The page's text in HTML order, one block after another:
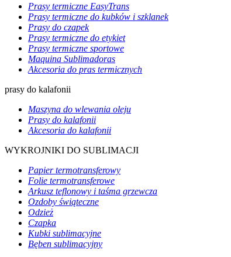
Prasy termiczne EasyTrans
Prasy termiczne do kubków i szklanek
Prasy do czapek
Prasy termiczne do etykiet
Prasy termiczne sportowe
Maquina Sublimadoras
Akcesoria do pras termicznych
prasy do kalafonii
Maszyna do wlewania oleju
Prasy do kalafonii
Akcesoria do kalafonii
WYKROJNIKI DO SUBLIMACJI
Papier termotransferowy
Folie termotransferowe
Arkusz teflonowy i taśma grzewcza
Ozdoby świąteczne
Odzież
Czapka
Kubki sublimacyjne
Bęben sublimacyjny